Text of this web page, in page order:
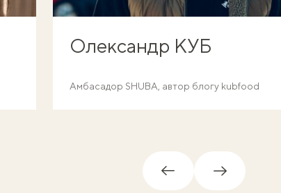
Олександр КУБ
Амбасадор SHUBA, автор блогу kubfood
Назад Вперед